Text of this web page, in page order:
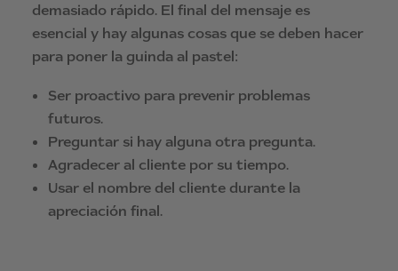
demasiado rápido. El final del mensaje es
esencial y hay algunas cosas que se deben hacer
para poner la guinda al pastel:
Ser proactivo para prevenir problemas
futuros.
Preguntar si hay alguna otra pregunta.
Agradecer al cliente por su tiempo.
Usar el nombre del cliente durante la
apreciación final.